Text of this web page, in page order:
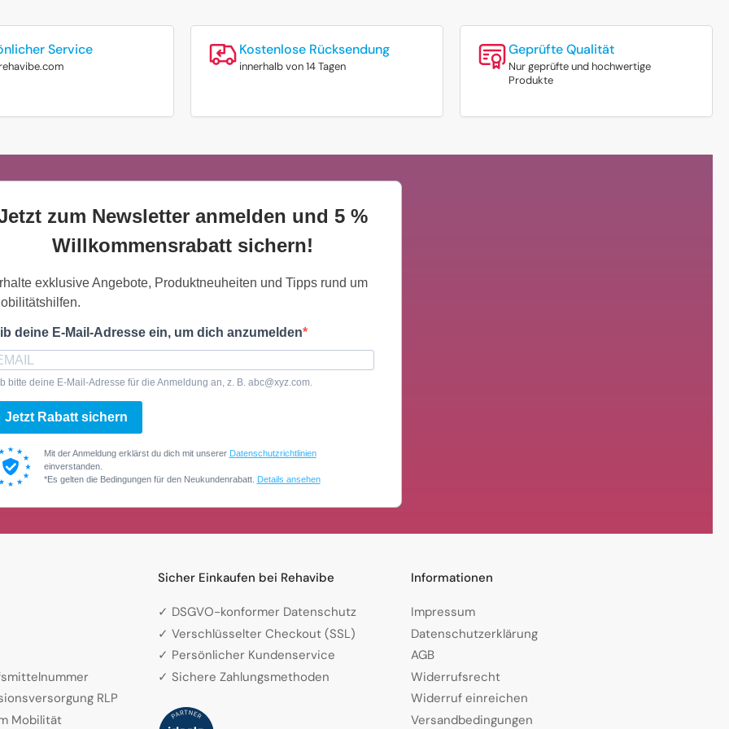
Service Kostenlose Rücksendung
innerhalb von 14 Tagen
Geprüfte Qualität
Nur geprüfte und hochwertige
Produkte
zum Newsletter anmelden und 5 %
Willkommensrabatt sichern!
exklusive Angebote, Produktneuheiten und Tipps rund um
deine E-Mail-Adresse ein, um dich anzumelden
bitte deine E-Mail-Adresse für die Anmeldung an, z. B. abc@xyz.com.
Jetzt Rabatt sichern
Mit der Anmeldung erklärst du dich mit unserer Datenschutzrichtlinien
einverstanden.
*Es gelten die Bedingungen für den Neukundenrabatt.
Details ansehen
RLP
Mobilität
Sicher Einkaufen bei Rehavibe
✓ DSGVO-konformer Datenschutz
✓ Verschlüsselter Checkout (SSL)
✓ Persönlicher Kundenservice
✓ Sichere Zahlungsmethoden
Informationen
Impressum
Datenschutzerklärung
AGB
Widerrufsrecht
Widerruf einreichen
Versandbedingungen